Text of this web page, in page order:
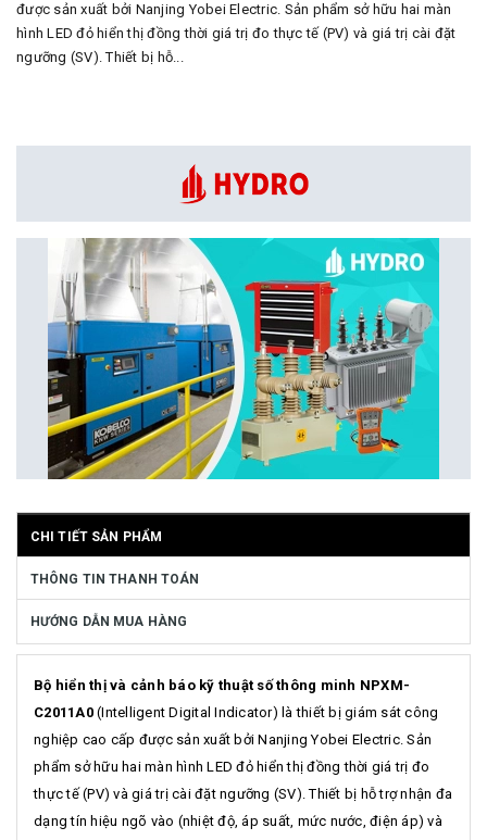
được sản xuất bởi Nanjing Yobei Electric. Sản phẩm sở hữu hai màn
hình LED đỏ hiển thị đồng thời giá trị đo thực tế (PV) và giá trị cài đặt
ngưỡng (SV). Thiết bị hỗ...
CHI TIẾT SẢN PHẨM
THÔNG TIN THANH TOÁN
HƯỚNG DẪN MUA HÀNG
Bộ hiển thị và cảnh báo kỹ thuật số thông minh NPXM-
C2011A0(Intelligent Digital Indicator) là thiết bị giám sát công
nghiệp cao cấp được sản xuất bởi Nanjing Yobei Electric. Sản
phẩm sở hữu hai màn hình LED đỏ hiển thị đồng thời giá trị đo
thực tế (PV) và giá trị cài đặt ngưỡng (SV). Thiết bị hỗ trợ nhận đa
dạng tín hiệu ngõ vào (nhiệt độ, áp suất, mức nước, điện áp) và